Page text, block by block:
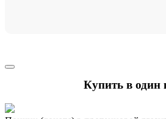
Купить в один